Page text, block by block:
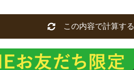
この内容で計算する